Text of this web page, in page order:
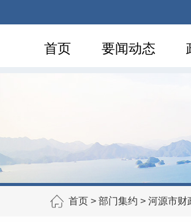
首页 要闻动态
首页 > 部门集约 > 河源市财